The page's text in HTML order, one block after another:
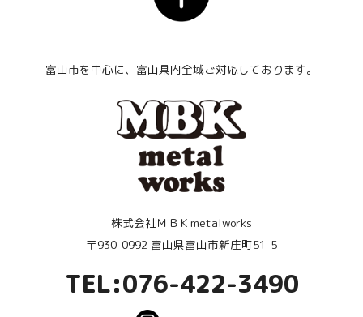
富山市を中心に、富山県内全域ご対応しております。
株式会社ＭＢＫmetalworks
〒930-0992 富山県富山市新庄町51-5
TEL:076-422-3490